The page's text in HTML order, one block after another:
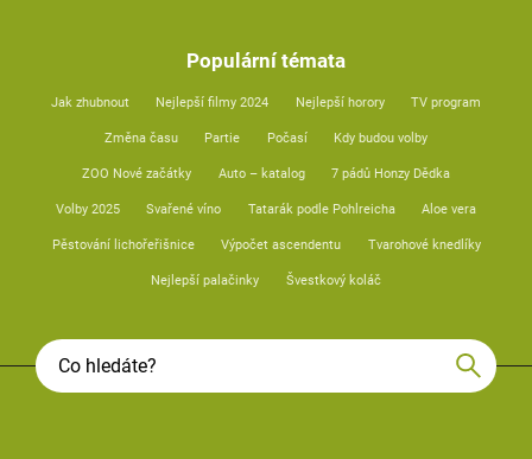
Populární témata
Jak zhubnout Nejlepší filmy 2024 Nejlepší horory TV program
Změna času Partie Počasí Kdy budou volby
ZOO Nové začátky Auto – katalog 7 pádů Honzy Dědka
Volby 2025 Svařené víno Tatarák podle Pohlreicha Aloe vera
Pěstování lichořeřišnice Výpočet ascendentu Tvarohové knedlíky
Nejlepší palačinky Švestkový koláč